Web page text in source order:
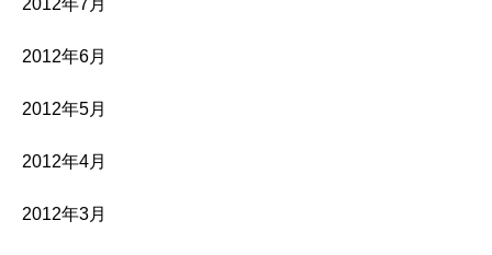
2012年7月
2012年6月
2012年5月
2012年4月
2012年3月